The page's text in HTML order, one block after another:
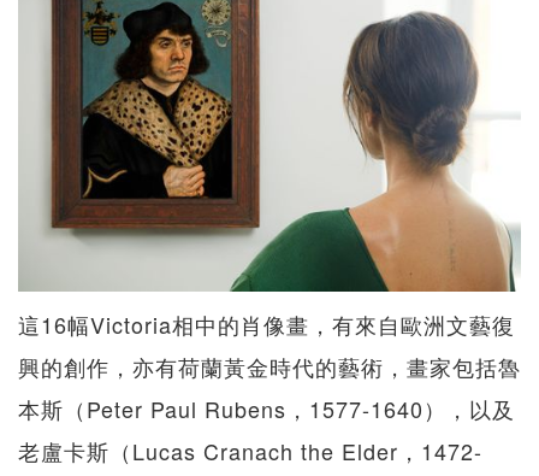
這16幅Victoria相中的肖像畫，有來自歐洲文藝復
興的創作，亦有荷蘭黃金時代的藝術，畫家包括魯
本斯（Peter Paul Rubens，1577-1640），以及
老盧卡斯（Lucas Cranach the Elder，1472-